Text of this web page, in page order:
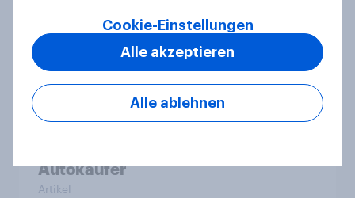
Artikel
Neue Automarken im Fokus
technologie-affiner und preis-
Autokäufer
Artikel
Cookie-Einstellungen
Alle ablehnen
Alle akzeptieren